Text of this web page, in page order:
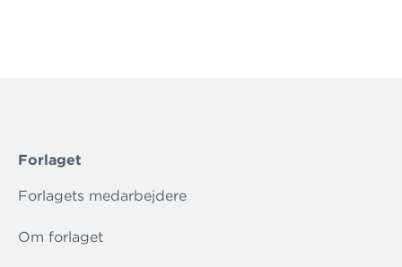
Forlaget
Forlagets medarbejdere
Om forlaget